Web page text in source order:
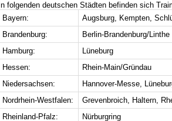
In folgenden deutschen Städten befinden sich
Bayern:
Augsburg, Kempten,
Brandenburg:
Berlin-Brandenburg/Linthe
Hamburg:
Lüneburg
Hessen:
Rhein-Main/Gründau
Niedersachsen:
Hannover-Messe,
Nordrhein-Westfalen:
Grevenbroich, Haltern,
Rheinland-Pfalz:
Nürburgring